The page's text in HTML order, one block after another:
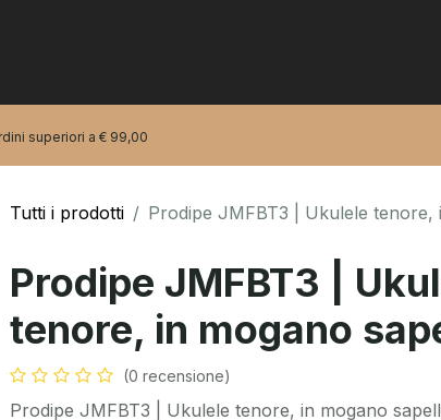
superiori a € 99,00
Tutti i prodotti Prodipe JMFBT3 | Ukulele tenore,
Prodipe JMFBT3 |
tenore, in mogano
(0 recensione)
Prodipe JMFBT3 | Ukulele tenore, in mogano